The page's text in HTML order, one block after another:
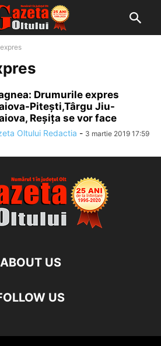
Drumurile expres
Piteşti,Târgu Jiu-
Reşiţa se vor face
Oltului Redactia - 3 martie 2019 17:59
ABOUT US
US